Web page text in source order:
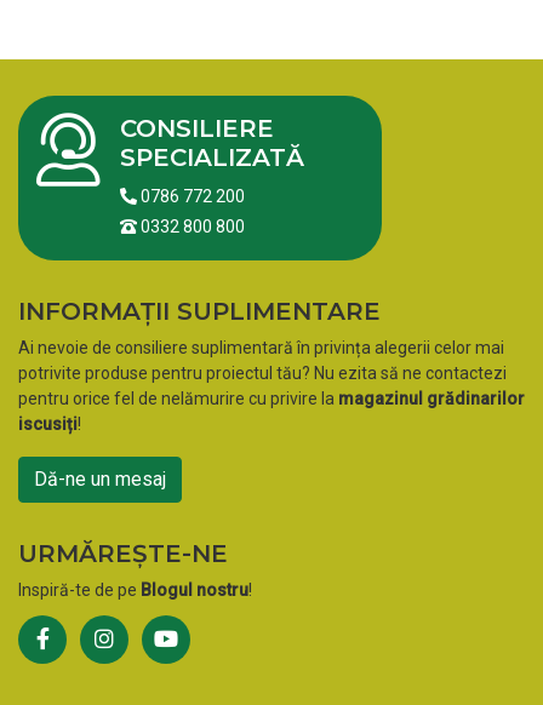
CONSILIERE
SPECIALIZATĂ
0786 772 200
0332 800 800
INFORMAȚII SUPLIMENTARE
Ai nevoie de consiliere suplimentară în privința alegerii celor mai
potrivite produse pentru proiectul tău? Nu ezita să ne contactezi
pentru orice fel de nelămurire cu privire la magazinul grădinarilor
iscusiți!
Dă-ne un mesaj
URMĂREȘTE-NE
Inspiră-te de pe Blogul nostru!